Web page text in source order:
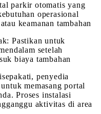
parkir otomatis yang
operasional
keamanan tambahan
Pastikan untuk
setelah
biaya tambahan
penyedia
memasang portal
Proses instalasi
aktivitas di area